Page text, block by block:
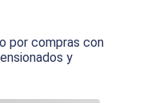
por compras con
y